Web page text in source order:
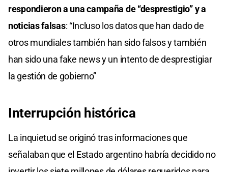
respondieron a una campaña de “desprestigio” y a
noticias falsas: “Incluso los datos que han dado de
otros mundiales también han sido falsos y también
han sido una fake news y un intento de desprestigiar
la gestión de gobierno”
Interrupción histórica
La inquietud se originó tras informaciones que
señalaban que el Estado argentino habría decidido no